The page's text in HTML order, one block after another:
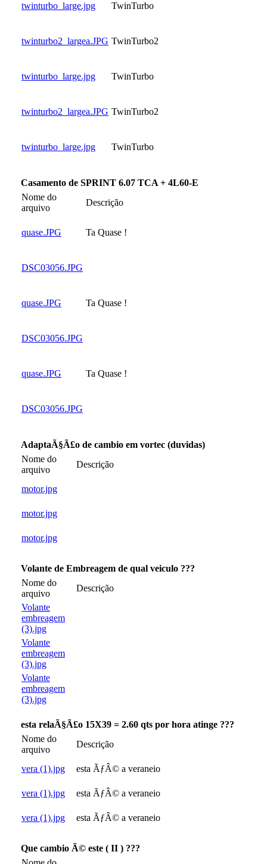
twinturbo_large.jpg TwinTurbo
twinturbo2_largea.JPG TwinTurbo2
twinturbo_large.jpg TwinTurbo
twinturbo2_largea.JPG TwinTurbo2
twinturbo_large.jpg TwinTurbo
Casamento de SPRINT 6.07 TCA + 4L60-E
Nome do
arquivo
Descrição
quase.JPG Ta Quase !
DSC03056.JPG
quase.JPG Ta Quase !
DSC03056.JPG
quase.JPG Ta Quase !
DSC03056.JPG
AdaptaÃ§Ã£o de cambio em vortec (duvidas)
Nome do
arquivo
Descrição
motor.jpg
motor.jpg
motor.jpg
Volante de Embreagem de qual veiculo ???
Nome do
arquivo
Descrição
Volante
embreagem
(3).jpg
Volante
embreagem
(3).jpg
Volante
embreagem
(3).jpg
esta relaÃ§Ã£o 15X39 = 2.60 qts por hora atinge ???
Nome do
arquivo
Descrição
vera (1).jpg esta ÃƒÂ© a veraneio
vera (1).jpg esta ÃƒÂ© a veraneio
vera (1).jpg esta ÃƒÂ© a veraneio
Que cambio Ã© este ( II ) ???